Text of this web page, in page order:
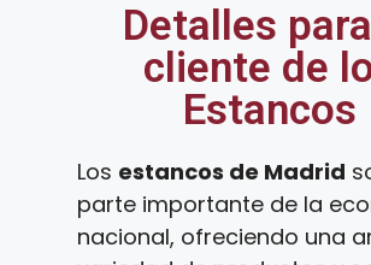
Detalles
cliente de
Estancos
Los estancos de Madrid
parte importante de la
nacional, ofreciendo una